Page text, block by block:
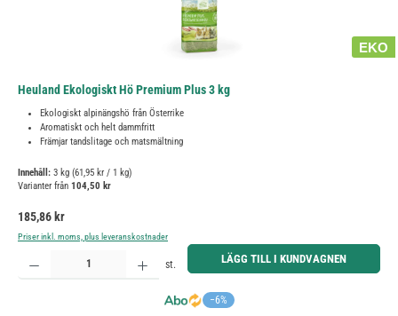
EKO
Heuland Ekologiskt Hö Premium Plus 3 kg
Ekologiskt alpinängshö från Österrike
Aromatiskt och helt dammfritt
Främjar tandslitage och matsmältning
Innehåll: 3 kg (61,95 kr / 1 kg)
Varianter från 104,50 kr
Ordinarie pris:
185,86 kr
Priser inkl. moms, plus leveranskostnader
−6%
Produktkvantitet: Ange önskat belopp eller använd knapparna för att öka eller minska kvantiteten.
st. LÄGG TILL I KUNDVAGNEN